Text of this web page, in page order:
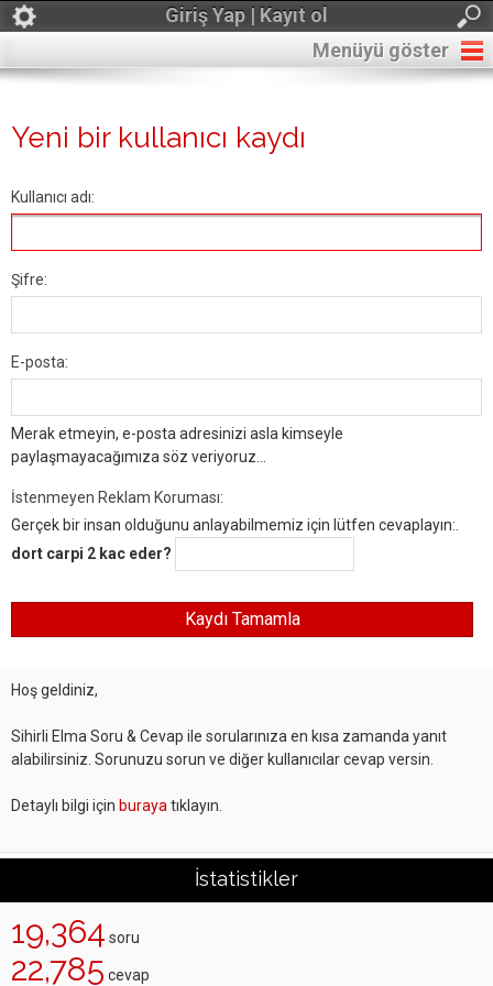
Giriş Yap | Kayıt ol
Menüyü göster
Yeni bir kullanıcı kaydı
Kullanıcı adı:
Şifre:
E-posta:
Merak etmeyin, e-posta adresinizi asla kimseyle
paylaşmayacağımıza söz veriyoruz...
İstenmeyen Reklam Koruması:
Gerçek bir insan olduğunu anlayabilmemiz için lütfen cevaplayın:.
dort carpi 2 kac eder?
Hoş geldiniz,
Sihirli Elma Soru & Cevap ile sorularınıza en kısa zamanda yanıt
alabilirsiniz. Sorunuzu sorun ve diğer kullanıcılar cevap versin.
Detaylı bilgi için buraya tıklayın.
İstatistikler
19,364 soru
22,785 cevap